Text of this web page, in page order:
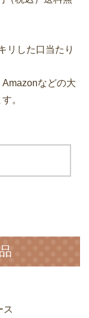
リした口当たり
などの大
。
ス